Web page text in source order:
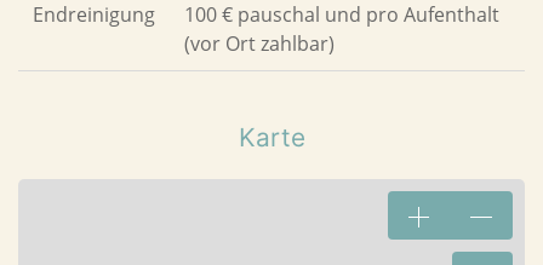
Endreinigung
100 € pauschal und pro Aufenthalt
(vor Ort zahlbar)
Karte